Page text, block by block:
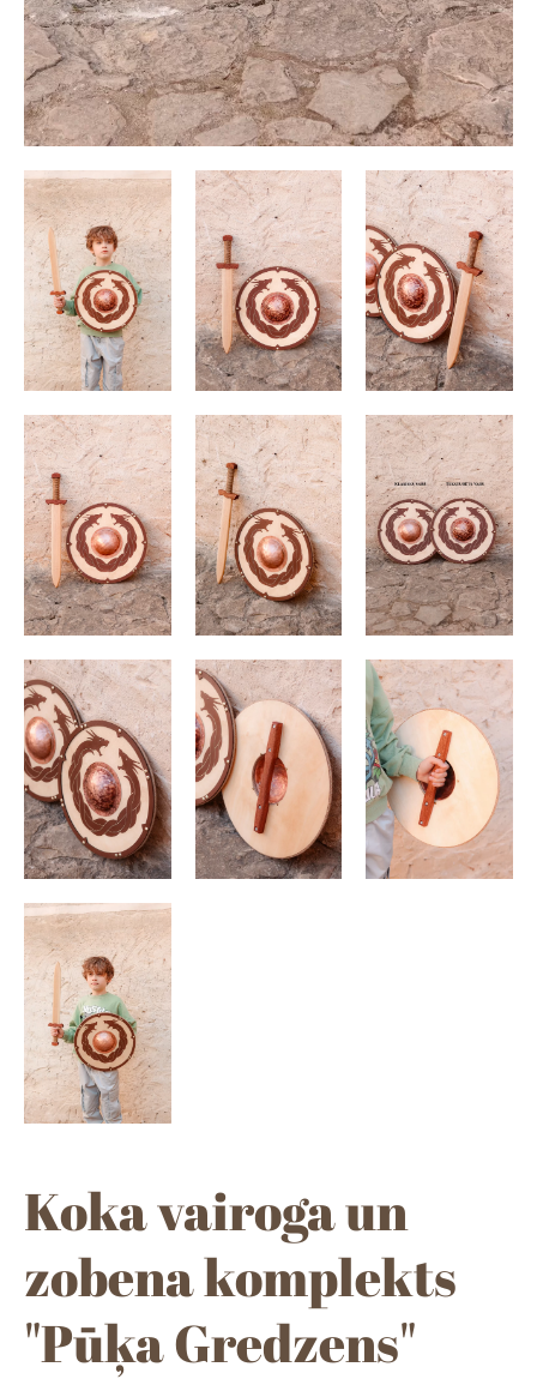
Koka vairoga un
zobena komplekts
"Pūķa Gredzens"